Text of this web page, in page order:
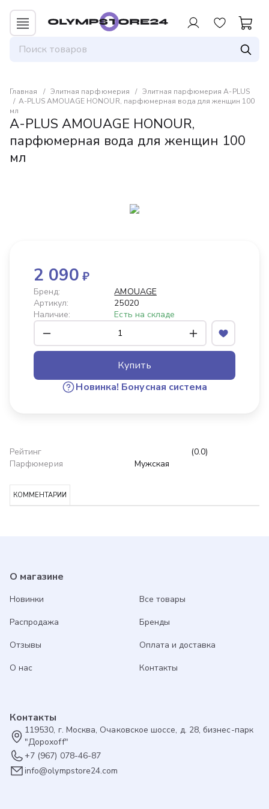
Главная Элитная парфюмерия
Элитная парфюмерия A-PLUS
A-PLUS AMOUAGE HONOUR, парфюмерная вода для женщин 100
мл
A-PLUS AMOUAGE HONOUR,
парфюмерная вода для женщин 100
мл
Рейтинг
(0.0)
Парфюмерия
Мужская
2 090 ₽
Бренд:
AMOUAGE
Артикул:
25020
Наличие:
Есть на складе
Купить
Для авторизованных пользователей
предоставляется 1 бонус за 100 руб. от
оплатить до 30% заказа.
Новинка! Бонусная система
КОММЕНТАРИИ
О магазине
Новинки
Все товары
Распродажа
Бренды
Отзывы
Оплата и доставка
О нас
Контакты
Контакты
119530, г. Москва, Очаковское шоссе, д. 28, бизнес-парк
"Дорохоff"
+7 (967) 078-46-87
info@olympstore24.com